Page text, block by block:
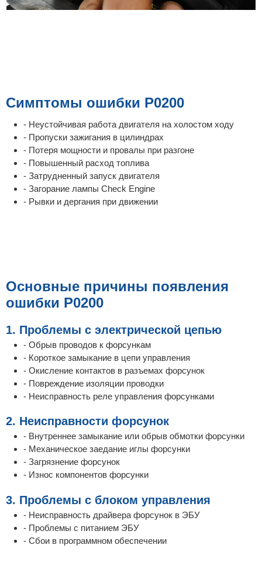
Симптомы ошибки P0200
- Неустойчивая работа двигателя на холостом ходу
- Пропуски зажигания в цилиндрах
- Потеря мощности и провалы при разгоне
- Повышенный расход топлива
- Затрудненный запуск двигателя
- Загорание лампы Check Engine
- Рывки и дергания при движении
Основные причины появления
ошибки P0200
1. Проблемы с электрической цепью
- Обрыв проводов к форсункам
- Короткое замыкание в цепи управления
- Окисление контактов в разъемах форсунок
- Повреждение изоляции проводки
- Неисправность реле управления форсунками
2. Неисправности форсунок
- Внутреннее замыкание или обрыв обмотки форсунки
- Механическое заедание иглы форсунки
- Загрязнение форсунок
- Износ компонентов форсунки
3. Проблемы с блоком управления
- Неисправность драйвера форсунок в ЭБУ
- Проблемы с питанием ЭБУ
- Сбои в программном обеспечении